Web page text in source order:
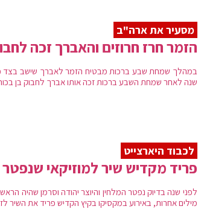
מסעיר את ארה"ב
הזמר חרז חרוזים והאברך זכה
במהלך שמחת שבע ברכות מבטיח הזמר לאברך שישב בצד כי
שנה לאחר שמחת השבע ברכות זכה אותו אברך לחבוק בן בכור לאחר 6
לכבוד היארצייט
פריד מקדיש שיר למוזיקאי שנפטר
לפני שנה בדיוק נפטר המלחין והיוצר יהודה וסרמן שהיה
מילים אחרות, באירוע במקסיקו בקיץ הקדיש פריד את השיר